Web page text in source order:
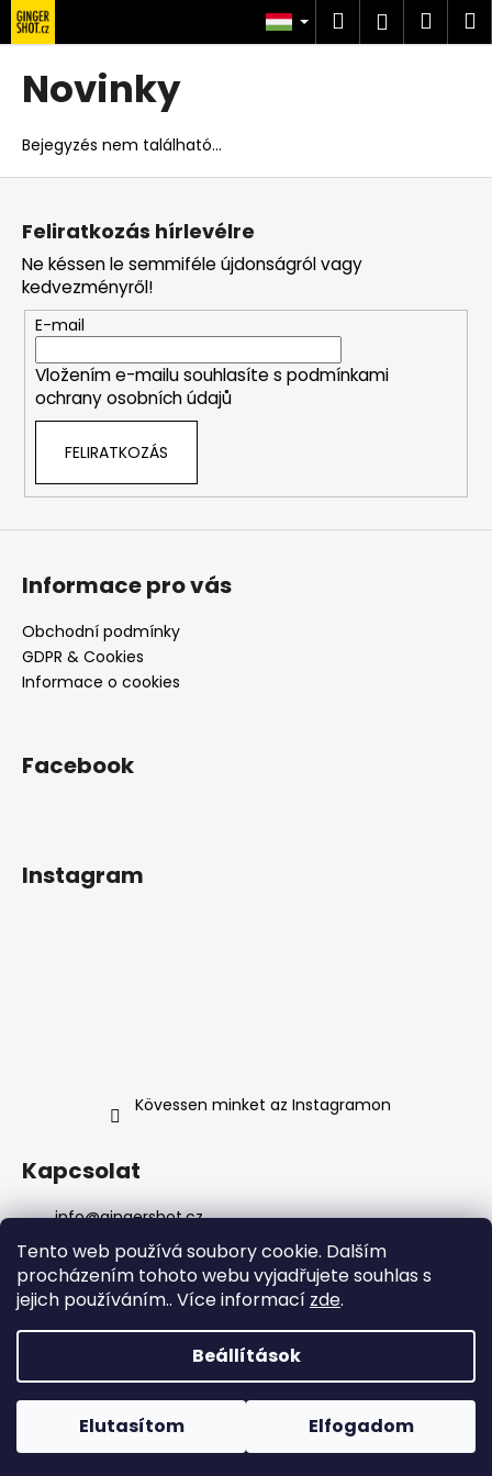
Tento web používá soubory cookie. Dalším
procházením tohoto webu vyjadřujete souhlas s
jejich používáním.. Více informací zde.
Beállítások
Elutasítom Elfogadom
Ugrás
fő
tartalomhoz
Keresés
Novinky
Bejegyzés nem található...
o
i
t
e
r
e
s
?
j
n
l
j
L
Feliratkozás hírlevélre
Ne késsen le semmiféle újdonságról vagy
kedvezményről!
E-mail
Vložením e-mailu souhlasíte s podmínkami
ochrany osobních údajů
FELIRATKOZÁS
Informace pro vás
Obchodní podmínky
GDPR & Cookies
Informace o cookies
Facebook
Instagram
Kövessen minket az Instagramon
Kapcsolat
info@gingershot.cz
+420 607 639 368
+420 607 639 368
facebook.com/gingershot.cz/
gingershot.cz/
Copyright 2026Ginger Shot s.r.o.. Minden jog
fenntartva.Süti beállítások szerkesztése